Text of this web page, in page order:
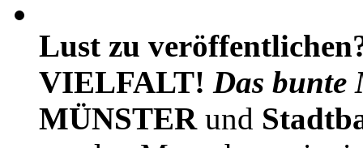
Lust zu
VIELFALT! Das bunte
MÜNSTERund